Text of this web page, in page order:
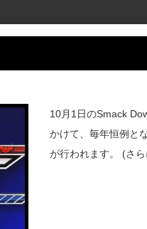
10月1日のSmack
かけて、毎年恒例と
が行われます。 (さ